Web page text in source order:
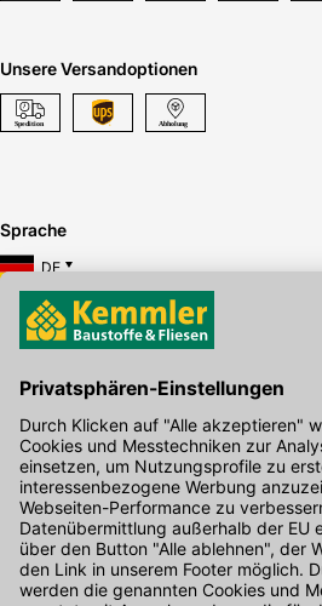
Unsere Versandoptionen
Sprache
DE
Hier gibt's die kostenlose App
Kontakt
Unser Onlineshop Team ist montags bis